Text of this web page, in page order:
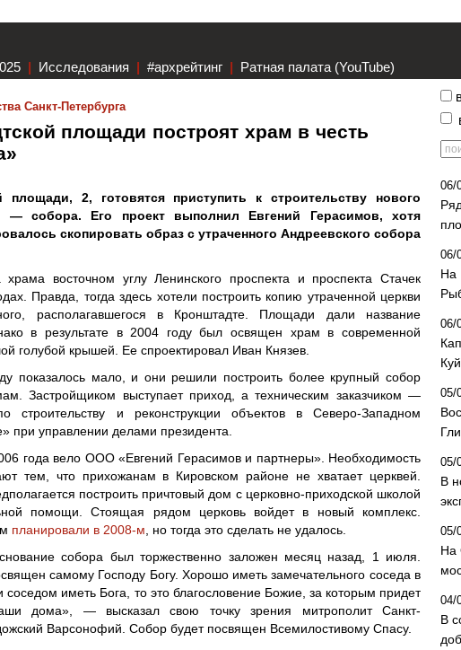
| Исследования | #архрейтинг | Ратная палата (YouTube)
Санкт-Петербурга
площади построят храм в честь
площади, 2, готовятся приступить к строительству нового
— собора. Его проект выполнил Евгений Герасимов, хотя
скопировать образ с утраченного Андреевского собора
храма восточном углу Ленинского проспекта и проспекта Стачек
Правда, тогда здесь хотели построить копию утраченной церкви
располагавшегося в Кронштадте. Площади дали название
в результате в 2004 году был освящен храм в современной
голубой крышей. Ее спроектировал Иван Князев.
показалось мало, и они решили построить более крупный собор
Застройщиком выступает приход, а техническим заказчиком —
строительству и реконструкции объектов в Северо-Западном
при управлении делами президента.
года вело ООО «Евгений Герасимов и партнеры». Необходимость
тем, что прихожанам в Кировском районе не хватает церквей.
построить причтовый дом с церковно-приходской школой
помощи. Стоящая рядом церковь войдет в новый комплекс.
планировали в 2008-м , но тогда это сделать не удалось.
собора был торжественно заложен месяц назад, 1 июля.
самому Господу Богу. Хорошо иметь замечательного соседа в
соседом иметь Бога, то это благословение Божие, за которым придет
дома», — высказал свою точку зрения митрополит Санкт-
Варсонофий. Собор будет посвящен Всемилостивому Спасу.
06/
06/
На
06/
05/
05/
В
05/
На
04/
В